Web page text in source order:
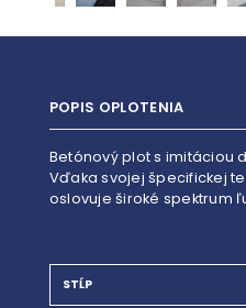
POPIS OPLOTENIA
Betónový plot s imitáciou
Vďaka svojej špecifickej
oslovuje široké spektrum
STĹP